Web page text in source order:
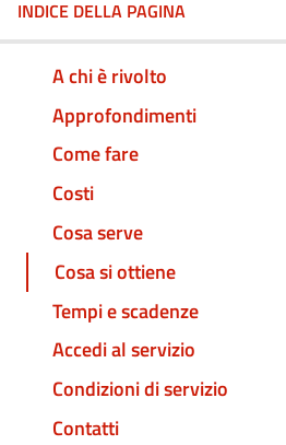
INDICE DELLA PAGINA
A chi è rivolto
Approfondimenti
Come fare
Costi
Cosa serve
Cosa si ottiene
Tempi e scadenze
Accedi al servizio
Condizioni di servizio
Contatti